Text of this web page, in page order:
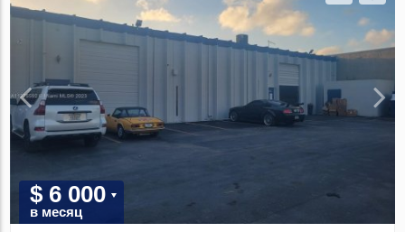
$ 6 000
в месяц